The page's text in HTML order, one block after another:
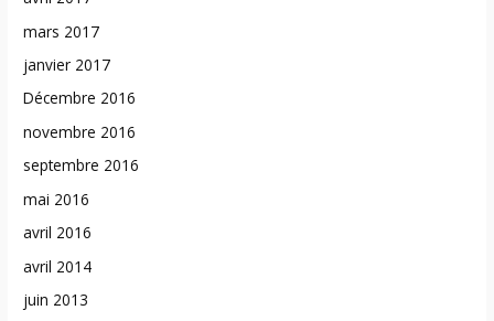
mars 2017
janvier 2017
Décembre 2016
novembre 2016
septembre 2016
mai 2016
avril 2016
avril 2014
juin 2013